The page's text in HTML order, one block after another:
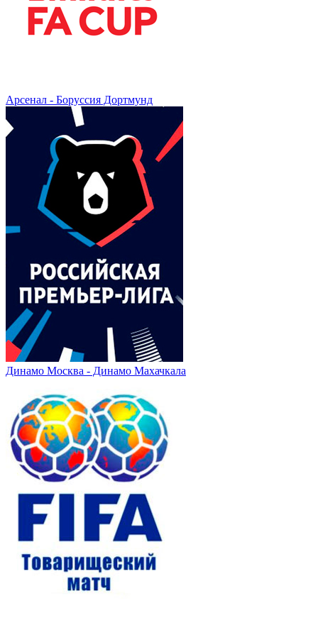
Арсенал - Боруссия Дортмунд
Динамо Москва - Динамо Махачкала